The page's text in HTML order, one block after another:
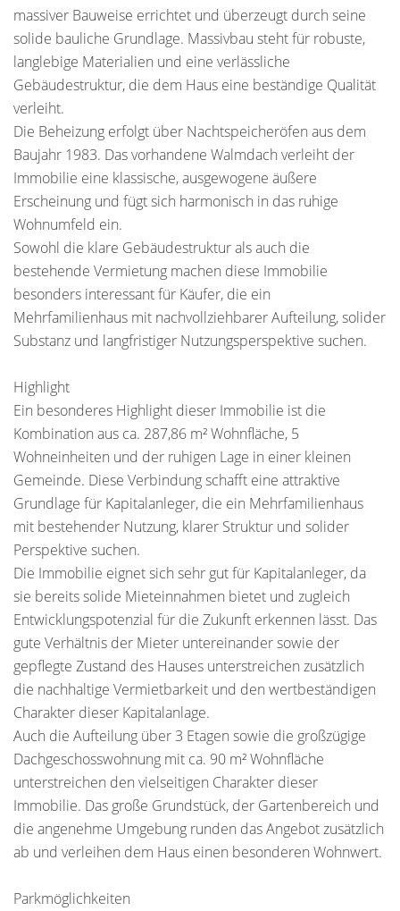
massiver Bauweise errichtet und überzeugt durch seine
solide bauliche Grundlage. Massivbau steht für robuste,
langlebige Materialien und eine verlässliche
Gebäudestruktur, die dem Haus eine beständige Qualität
verleiht.
Die Beheizung erfolgt über Nachtspeicheröfen aus dem
Baujahr 1983. Das vorhandene Walmdach verleiht der
Immobilie eine klassische, ausgewogene äußere
Erscheinung und fügt sich harmonisch in das ruhige
Wohnumfeld ein.
Sowohl die klare Gebäudestruktur als auch die
bestehende Vermietung machen diese Immobilie
besonders interessant für Käufer, die ein
Mehrfamilienhaus mit nachvollziehbarer Aufteilung, solider
Substanz und langfristiger Nutzungsperspektive suchen.
Highlight
Ein besonderes Highlight dieser Immobilie ist die
Kombination aus ca. 287,86 m² Wohnfläche, 5
Wohneinheiten und der ruhigen Lage in einer kleinen
Gemeinde. Diese Verbindung schafft eine attraktive
Grundlage für Kapitalanleger, die ein Mehrfamilienhaus
mit bestehender Nutzung, klarer Struktur und solider
Perspektive suchen.
Die Immobilie eignet sich sehr gut für Kapitalanleger, da
sie bereits solide Mieteinnahmen bietet und zugleich
Entwicklungspotenzial für die Zukunft erkennen lässt. Das
gute Verhältnis der Mieter untereinander sowie der
gepflegte Zustand des Hauses unterstreichen zusätzlich
die nachhaltige Vermietbarkeit und den wertbeständigen
Charakter dieser Kapitalanlage.
Auch die Aufteilung über 3 Etagen sowie die großzügige
Dachgeschosswohnung mit ca. 90 m² Wohnfläche
unterstreichen den vielseitigen Charakter dieser
Immobilie. Das große Grundstück, der Gartenbereich und
die angenehme Umgebung runden das Angebot zusätzlich
ab und verleihen dem Haus einen besonderen Wohnwert.
Parkmöglichkeiten